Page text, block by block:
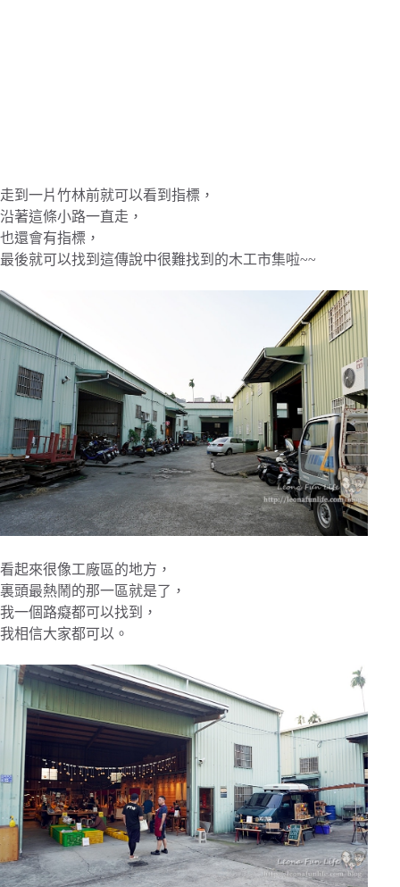
走到一片竹林前就可以看到指標，
沿著這條小路一直走，
也還會有指標，
最後就可以找到這傳說中很難找到的木工市集啦~~
看起來很像工廠區的地方，
裏頭最熱鬧的那一區就是了，
我一個路癡都可以找到，
我相信大家都可以。